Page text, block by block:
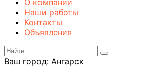
О компании
Наши работы
Контакты
Объявления
Ваш город: Ангарск